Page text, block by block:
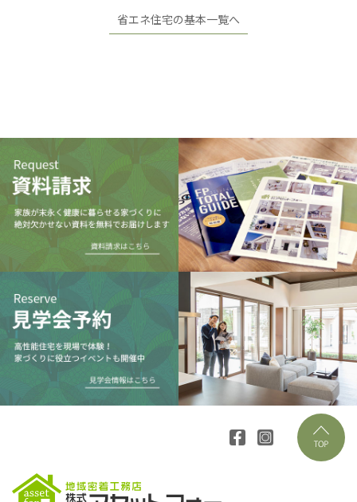
省エネ住宅の基本一覧へ